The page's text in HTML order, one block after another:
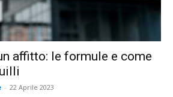
affitto: le formule e come
- 22 Aprile 2023